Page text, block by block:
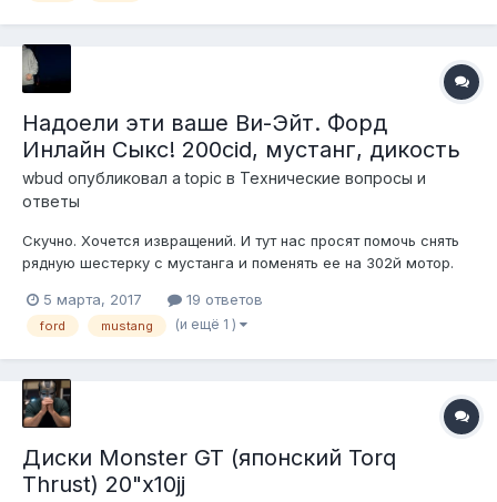
Надоели эти ваше Ви-Эйт. Форд
Инлайн Сыкс! 200cid, мустанг, дикость
wbud опубликовал a topic в Технические вопросы и
ответы
Скучно. Хочется извращений. И тут нас просят помочь снять
рядную шестерку с мустанга и поменять ее на 302й мотор.
кладется в запас. Сказано - сделано. Правда, пришлось
выехать на место хранения машины. Ночью. На другой конец
5 марта, 2017 19 ответов
ford mustang (и ещё 1 )
Диски Monster GT (японский Torq
Thrust) 20"x10jj